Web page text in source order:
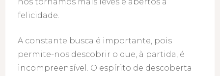
felicidade.
A constante busca é importante, pois
permite-nos descobrir o que, à partida, é
incompreensível. O espírito de descoberta